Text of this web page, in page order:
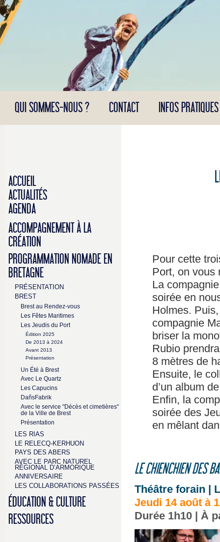
Panneau de gestion des cookies
QUI SOMMES-NOUS ? CONTACT INFOS PRATIQUES
ACCUEIL
ACTUALITÉS
AGENDA
ACCOMPAGNEMENT À LA
CRÉATION
PROGRAMMATION NOMADE EN
BRETAGNE
PRÉSENTATION
BREST
Brest au Rendez-vous
Les Fêtes Maritimes
Les Jeudis du Port
Édition 2025
De 2013 à 2024
Avant 2013
Présentation
Un Été à Brest
Avec Le Quartz
Les Capucins
DañsFabrik
Avec le service "Décès et cimetières"
de la Ville de Brest
Présentation
LES RIAS
LE RELECQ-KERHUON
PAYS DES ABERS
AVEC LE PARC NATUREL
RÉGIONAL D’ARMORIQUE
ANNIVERSAIRE
LES COLLABORATIONS PASSÉES
ÉDUCATION & CULTURE
RESSOURCES
Pour cette
Port, on vous
La
soirée en
Holmes.
compagnie
briser la
Rubio
8 mètres de
Ensuite, le
d’un album
Enfin, la
soirée des
en mêlant
LE CHIENCHIEN DES
Théâtre forain |
Jeudi 14 août à
Durée 1h10 | À